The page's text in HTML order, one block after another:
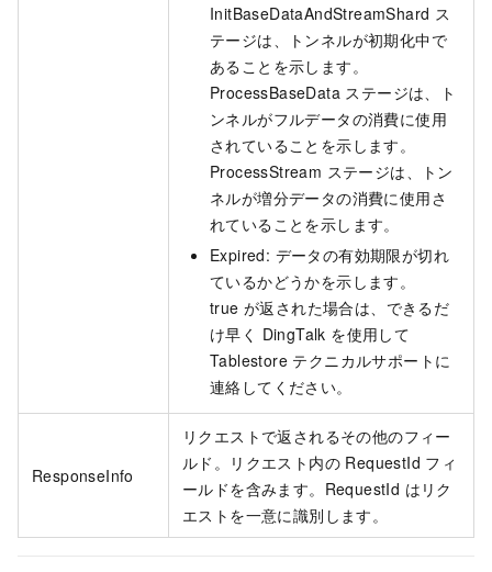
InitBaseDataAndStreamShard ス
テージは、トンネルが初期化中で
あることを示します。
ProcessBaseData ステージは、ト
ンネルがフルデータの消費に使用
されていることを示します。
ProcessStream ステージは、トン
ネルが増分データの消費に使用さ
れていることを示します。
Expired: データの有効期限が切れ
ているかどうかを示します。
true が返された場合は、できるだ
け早く DingTalk を使用して
Tablestore テクニカルサポートに
連絡してください。
ResponseInfo
リクエストで返されるその他のフィー
ルド。リクエスト内の RequestId フィ
ールドを含みます。RequestId はリク
エストを一意に識別します。